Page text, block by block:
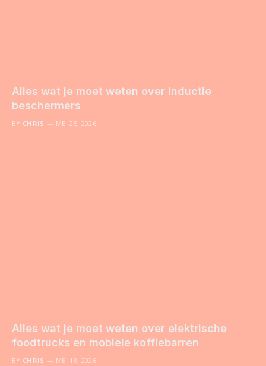
Alles wat je moet weten over inductie
beschermers
BY CHRIS MEI 25, 2026
Alles wat je moet weten over elektrische
foodtrucks en mobiele koffiebarren
BY CHRIS MEI 18, 2026